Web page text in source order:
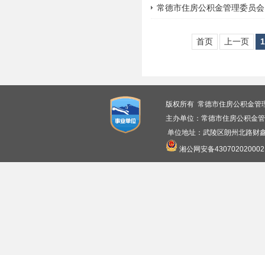
常德市住房公积金管理委员
首页 上一页 1
版权所有 常德市住房公积金
主办单位：常德市住房公积金
单位地址：武陵区朗州北路
湘公网安备